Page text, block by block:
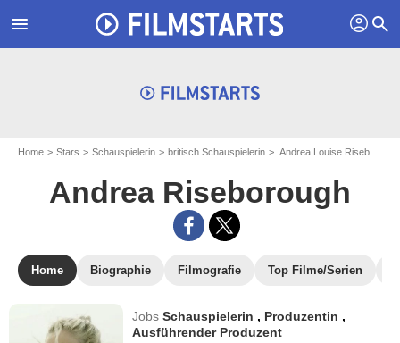
menu profil search
Home Stars Schauspielerin britisch Schauspielerin Andrea Louise Riseborough - aka : Andrea Riseborough
Andrea Riseborough
Home Biographie Filmografie Top Filme/Serien
JobsSchauspielerin , Produzentin ,
Ausführender Produzent